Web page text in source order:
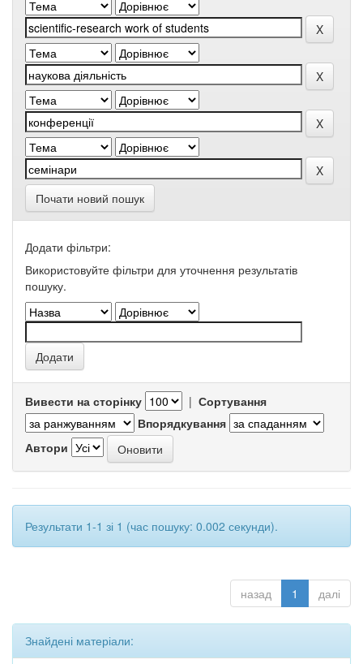
Почати новий пошук
Додати фільтри:
Використовуйте фільтри для уточнення результатів
пошуку.
Вивести на сторінку | Сортування
Впорядкування
Автори
Результати 1-1 зі 1 (час пошуку: 0.002 секунди).
назад 1 далі
Знайдені матеріали: